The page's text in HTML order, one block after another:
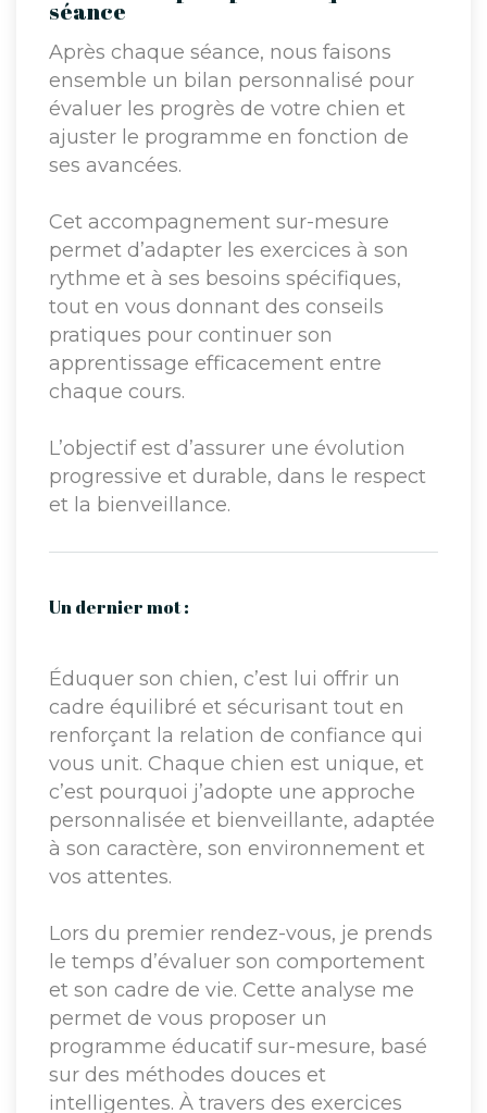
séance
Après chaque séance, nous faisons
ensemble un bilan personnalisé pour
évaluer les progrès de votre chien et
ajuster le programme en fonction de
ses avancées.
Cet accompagnement sur-mesure
permet d’adapter les exercices à son
rythme et à ses besoins spécifiques,
tout en vous donnant des conseils
pratiques pour continuer son
apprentissage efficacement entre
chaque cours.
L’objectif est d’assurer une évolution
progressive et durable, dans le respect
et la bienveillance.
Un dernier mot :
Éduquer son chien, c’est lui offrir un
cadre équilibré et sécurisant tout en
renforçant la relation de confiance qui
vous unit. Chaque chien est unique, et
c’est pourquoi j’adopte une approche
personnalisée et bienveillante, adaptée
à son caractère, son environnement et
vos attentes.
Lors du premier rendez-vous, je prends
le temps d’évaluer son comportement
et son cadre de vie. Cette analyse me
permet de vous proposer un
programme éducatif sur-mesure, basé
sur des méthodes douces et
intelligentes. À travers des exercices